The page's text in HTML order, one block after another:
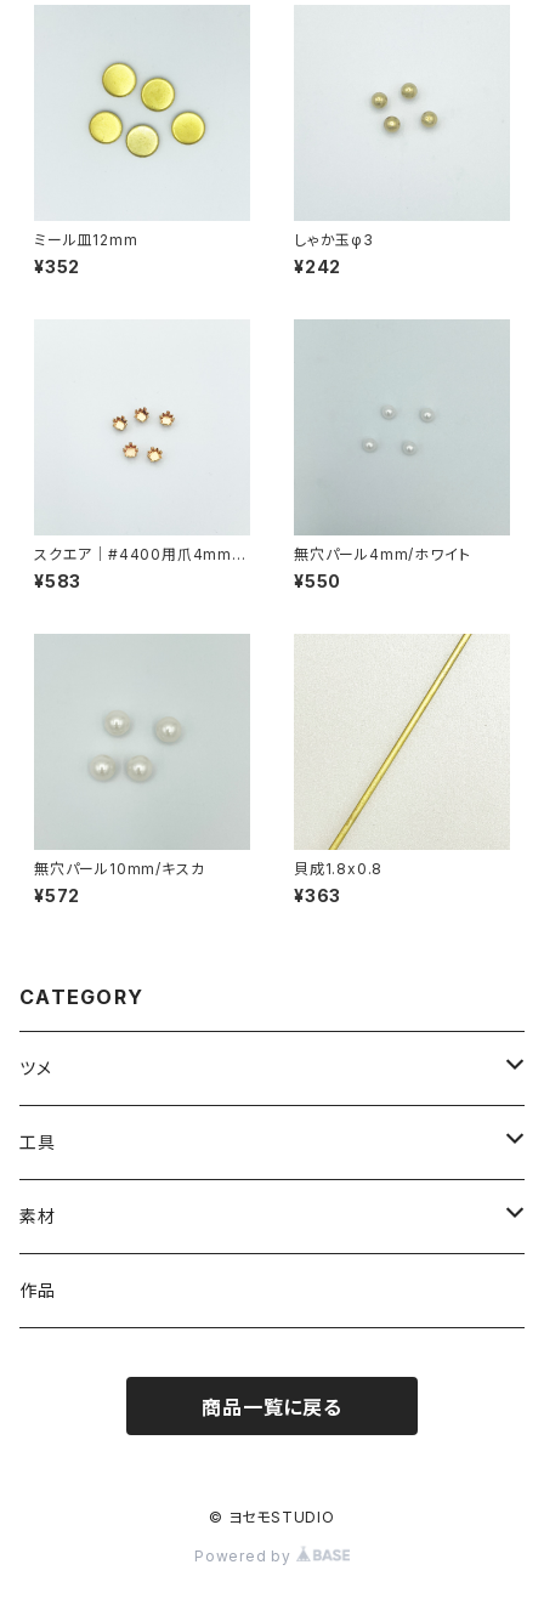
ミール皿12mm
¥352
しゃか玉φ3
¥242
スクエア｜#4400用爪4mmx
4mm
¥583
無穴パール4mm/ホワイト
¥550
無穴パール10mm/キスカ
¥572
貝成1.8x0.8
¥363
CATEGORY
ツメ
#1000番台ツメ
#4100番台ツメ
#4200番台ツメ
#4328番台ツメ
工具
溶接工具（ろう付け・ハンダ付けなど）
石留工具
素材
イヤリング金具
作品
商品一覧に戻る
© ヨセモSTUDIO
Powered by